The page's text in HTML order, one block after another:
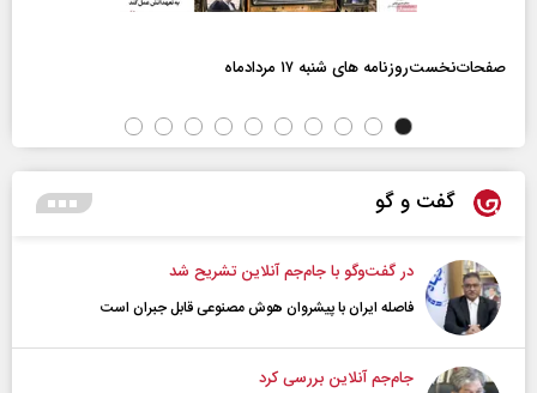
صفحات‌نخست‌روزنامه ها‌ی شنبه ۱۷ مردادماه
گفت و گو
در گفت‌و‌گو با جام‌جم آنلاین تشریح شد
فاصله ایران با پیشرو‌ان هوش مصنوعی قابل جبران است
جام‌جم آنلاین بررسی کرد